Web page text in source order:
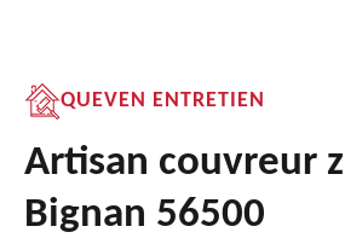
QUEVEN ENTRETIEN
Artisan couvreur
Bignan 56500